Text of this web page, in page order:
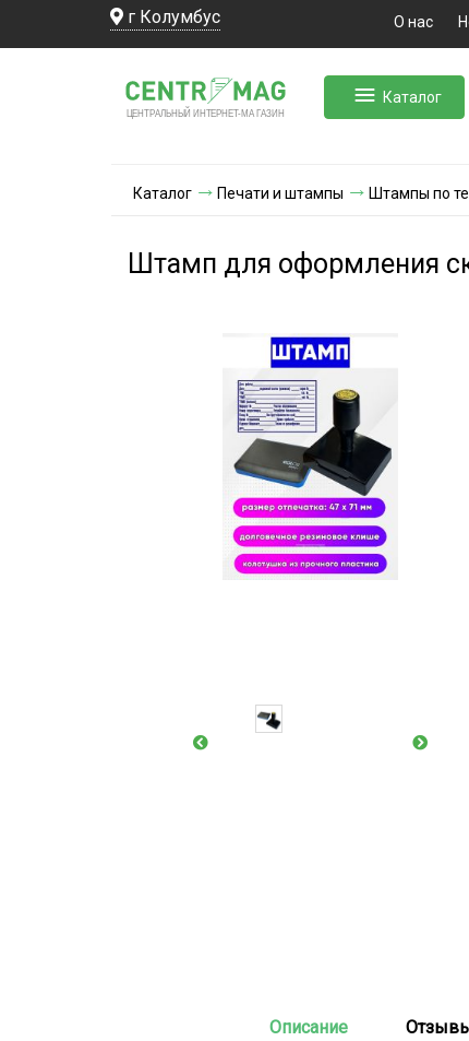
г Колумбус О нас
ЦЕНТРАЛЬНЫЙ ИНТЕРНЕТ-МА ГАЗИН
Каталог
Каталог Печати и штампы Штампы по
Штамп для оформления
Описание